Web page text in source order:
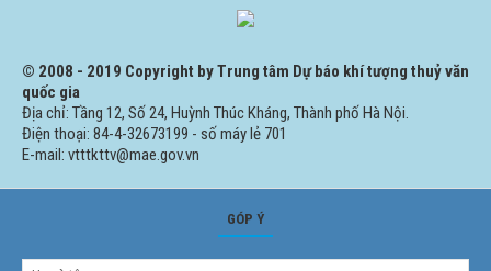
© 2008 - 2019 Copyright by Trung tâm Dự báo khí tượng thuỷ văn
quốc gia
Địa chỉ: Tầng 12, Số 24, Huỳnh Thúc Kháng, Thành phố Hà Nội.
Điện thoại: 84-4-32673199 - số máy lẻ 701
E-mail: vtttkttv@mae.gov.vn
GÓP Ý